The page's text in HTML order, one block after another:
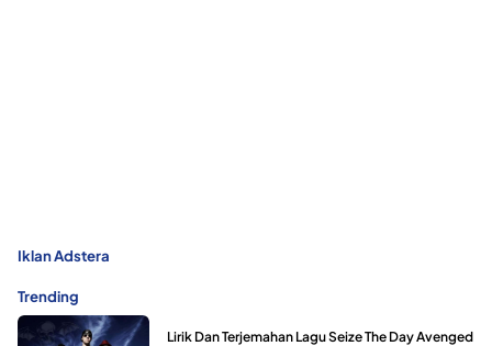
Iklan Adstera
Trending
Lirik Dan Terjemahan Lagu Seize The Day Avenged